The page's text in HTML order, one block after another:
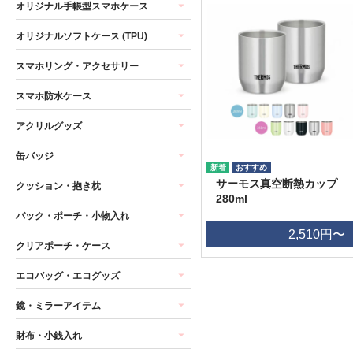
サーモス真空断熱カップ
280ml
2,510円〜
オリジナル手帳型スマホケース
オリジナルソフトケース (TPU)
スマホリング・アクセサリー
スマホ防水ケース
アクリルグッズ
缶バッジ
クッション・抱き枕
バック・ポーチ・小物入れ
クリアポーチ・ケース
エコバッグ・エコグッズ
鏡・ミラーアイテム
財布・小銭入れ